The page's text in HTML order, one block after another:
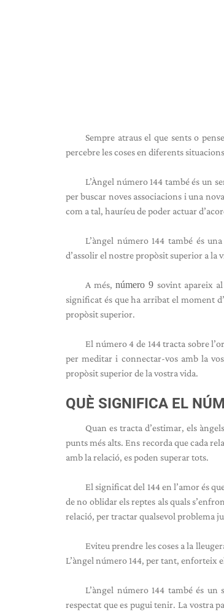
Sempre atraus el que sents o
percebre les coses en diferents
L’Àngel número 144 també és un
per buscar noves associacions i una
com a tal, hauríeu de poder actuar
L’àngel número 144 també és
d’assolir el nostre propòsit superior a la
A més,número 9 sovint apareix
significat és que ha arribat el moment
propòsit superior.
El número 4 de 144 tracta sobre
per meditar i connectar-vos amb la
propòsit superior de la vostra vida.
QUÈ SIGNIFICA EL
Quan es tracta d’estimar, els
punts més alts. Ens recorda que cada
amb la relació, es poden superar tots.
El significat del 144 en l’amor és
de no oblidar els reptes als quals
relació, per tractar qualsevol problema
Eviteu prendre les coses a la
L’àngel número 144, per tant, enforteix
L’àngel número 144 també és
respectat que es pugui tenir. La vostra